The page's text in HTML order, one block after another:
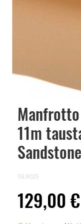
11m
15L9025
129,00 €
Skip
beginning
images